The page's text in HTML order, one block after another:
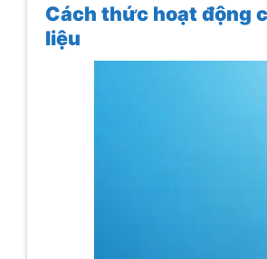
Cách thức hoạt động
liệu